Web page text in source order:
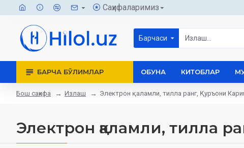
Саҳифаларимиз
Барчаси
БАРЧА БЎЛИМЛАР ОБУНА КИТОБЛАР
Бош саҳифа Излаш Электрон қаламли, тилла ранг, Қуръони
Электрон қаламли, тилла